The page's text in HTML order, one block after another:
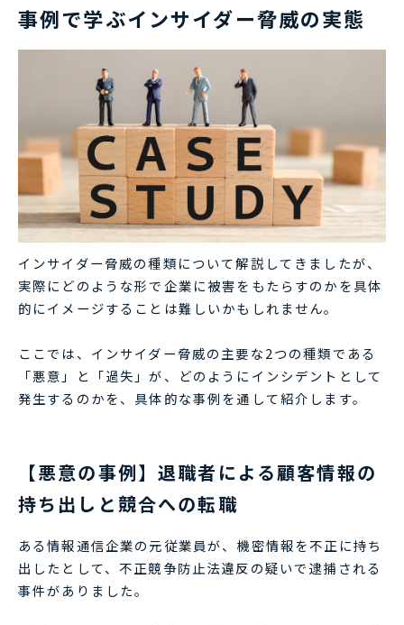
事例で学ぶインサイダー脅威の実態
インサイダー脅威の種類について解説してきましたが、
実際にどのような形で企業に被害をもたらすのかを具体
的にイメージすることは難しいかもしれません。
ここでは、インサイダー脅威の主要な2つの種類である
「悪意」と「過失」が、どのようにインシデントとして
発生するのかを、具体的な事例を通して紹介します。
【悪意の事例】退職者による顧客情報の
持ち出しと競合への転職
ある情報通信企業の元従業員が、機密情報を不正に持ち
出したとして、不正競争防止法違反の疑いで逮捕される
事件がありました。